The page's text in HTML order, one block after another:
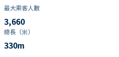
最大乘客人數
3,660
總長（米）
330m